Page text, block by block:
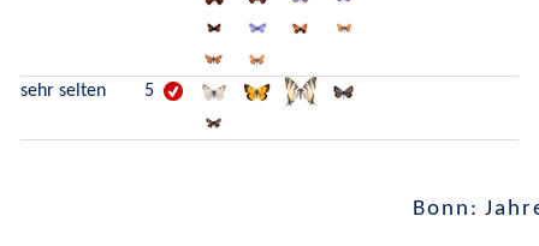
sehr selten 5
Bonn: